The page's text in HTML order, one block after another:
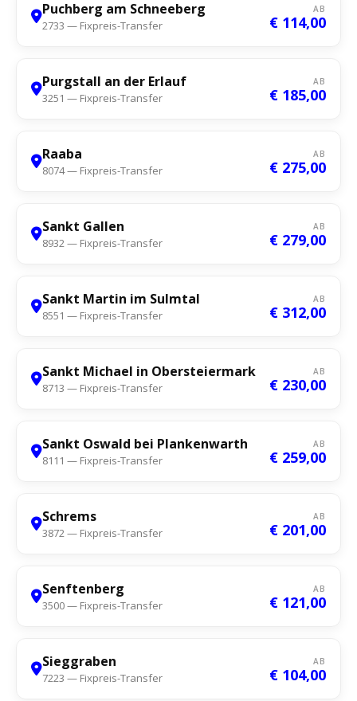
Puchberg am Schneeberg
2733 — Fixpreis-Transfer
AB
€ 114,00
Purgstall an der Erlauf
3251 — Fixpreis-Transfer
AB
€ 185,00
Raaba
8074 — Fixpreis-Transfer
AB
€ 275,00
Sankt Gallen
8932 — Fixpreis-Transfer
AB
€ 279,00
Sankt Martin im Sulmtal
8551 — Fixpreis-Transfer
AB
€ 312,00
Sankt Michael in Obersteiermark
8713 — Fixpreis-Transfer
AB
€ 230,00
Sankt Oswald bei Plankenwarth
8111 — Fixpreis-Transfer
AB
€ 259,00
Schrems
3872 — Fixpreis-Transfer
AB
€ 201,00
Senftenberg
3500 — Fixpreis-Transfer
AB
€ 121,00
Sieggraben
7223 — Fixpreis-Transfer
AB
€ 104,00